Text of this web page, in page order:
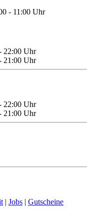
- 11:00 Uhr
22:00 Uhr
21:00 Uhr
22:00 Uhr
21:00 Uhr
| Jobs | Gutscheine